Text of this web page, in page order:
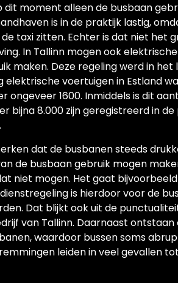
dit moment alleen de busbaan
is in de praktijk lastig,
de taxi zitten. Echter is dat niet het
In Tallinn mogen ook
maken. Deze regeling werd in
elektrische voertuigen in Estland
ongeveer 1600. Inmiddels is dit
er bijna 8.000 zijn geregistreerd in
dat de busbanen steeds
de busbaan gebruik mogen
niet mogen. Het gaat bijvoorbeeld
is hierdoor voor de
Dat blijkt ook uit de
van Tallinn. Daarnaast ontstaan
waardoor bussen soms
leiden in veel gevallen